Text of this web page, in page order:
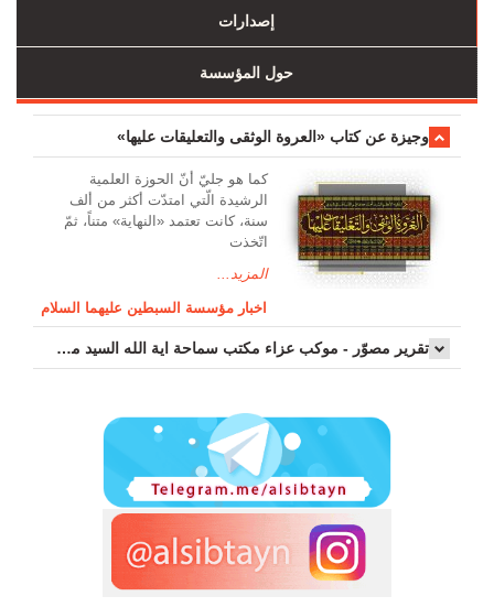
إصدارات
حول المؤسسة
وجیزة عن کتاب «العروة الوثقی والتعلیقات علیها»
کما هو جليّ أنّ الحوزة العلمیة
الرشیدة الّتي امتدّت أكثر من ألف
سنة، كانت تعتمد «النهاية» متناً، ثمّ
اتّخذت
المزيد...
اخبار مؤسسة السبطين عليهما السلام
تقرير مصوّر - موكب عزاء مکتب سماحة اية الله السيد مرتضى الموسوي الاصفهاني في يوم إستشهاد السيدة فاطم...